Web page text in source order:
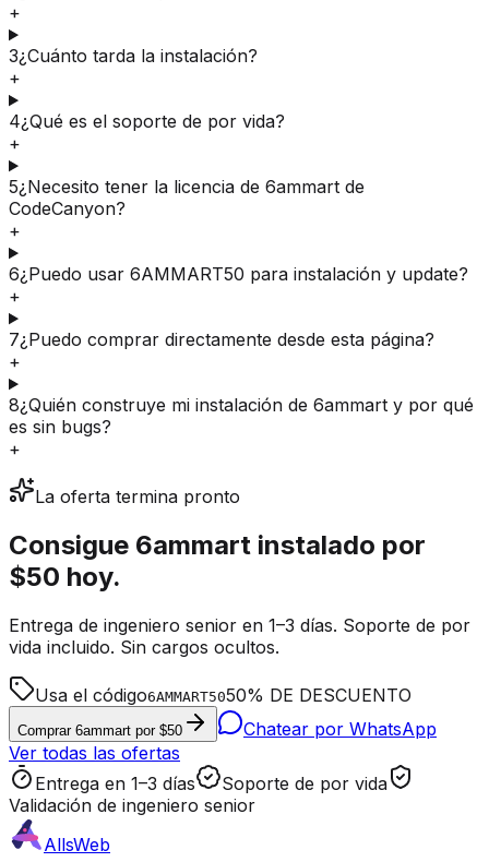
+
3¿Cuánto tarda la instalación?
+
4¿Qué es el soporte de por vida?
+
5¿Necesito tener la licencia de 6ammart de
CodeCanyon?
+
6¿Puedo usar 6AMMART50 para instalación y update?
+
7¿Puedo comprar directamente desde esta página?
+
8¿Quién construye mi instalación de 6ammart y por qué
es sin bugs?
+
La oferta termina pronto
Consigue 6ammart instalado por
$50 hoy.
Entrega de ingeniero senior en 1–3 días. Soporte de por
vida incluido. Sin cargos ocultos.
Usa el código6AMMART5050% DE DESCUENTO
Comprar 6ammart por $50
Chatear por WhatsApp
Ver todas las ofertas
Entrega en 1–3 días
Soporte de por vida
Validación de ingeniero senior
AllsWeb